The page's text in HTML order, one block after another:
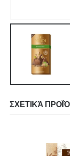
ΣΧΕΤΙΚΆ